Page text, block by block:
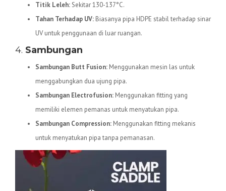
Titik Leleh:Sekitar 130-137°C.
Tahan Terhadap UV: Biasanya pipa HDPE stabil terhadap sinar
UV untuk penggunaan di luar ruangan.
4. Sambungan
Sambungan Butt Fusion: Menggunakan mesin las untuk
menggabungkan dua ujung pipa.
Sambungan Electrofusion: Menggunakan fitting yang
memiliki elemen pemanas untuk menyatukan pipa.
Sambungan Compression: Menggunakan fitting mekanis
untuk menyatukan pipa tanpa pemanasan.